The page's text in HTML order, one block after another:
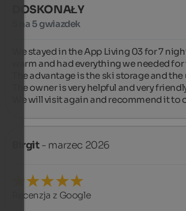
DOSKONAŁY
5 na 5 gwiazdek
We stayed in the App Living 03 for 7
warm and had everything we needed
The advantage is the ski storage and
The owner is very helpful and very
We will visit again and recommend it to
Birgit- marzec 2026
Recenzja z Google